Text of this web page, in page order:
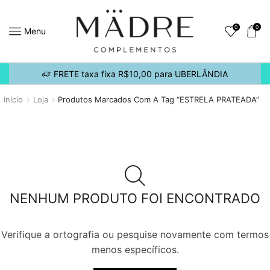
Menu 0 0
FRETE taxa fixa R$10,00 para UBERLÂNDIA
Início Loja Produtos Marcados Com A Tag “ESTRELA PRATEADA”
NENHUM PRODUTO FOI ENCONTRADO
Verifique a ortografia ou pesquise novamente com termos
menos específicos.